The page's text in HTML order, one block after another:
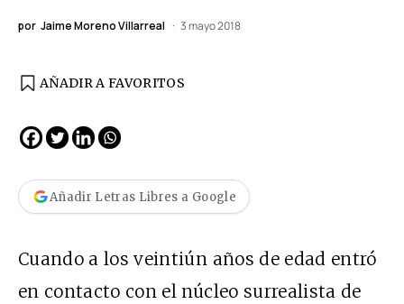
por Jaime Moreno Villarreal 3 mayo 2018
AÑADIR A FAVORITOS
Añadir Letras Libres a Google
Cuando a los veintiún años de edad entró
en contacto con el núcleo surrealista de